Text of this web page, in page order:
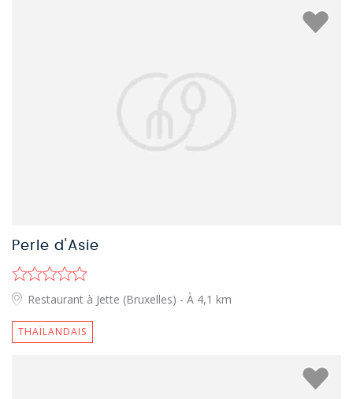
Perle d'Asie
Restaurant à Jette (Bruxelles) - À 4,1 km
THAÏLANDAIS